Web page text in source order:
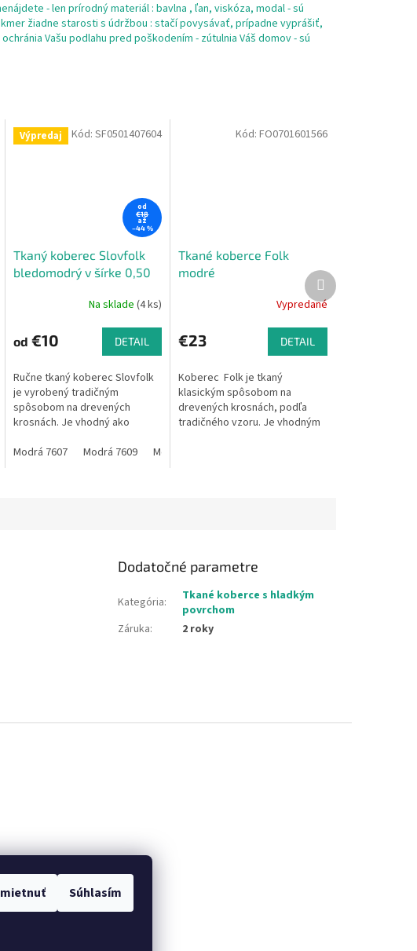
Súhlasím
- len prírodný materiál : bavlna , ľan, viskóza, modal - sú
žiadne starosti s údržbou : stačí povysávať, prípadne vyprášiť,
Vašu podlahu pred poškodením - zútulnia Váš domov - sú
Výpredaj
od
€18
až
–44 %
Tkaný koberec Slovfolk
bledomodrý v šírke 0,50
Na sklade(4 ks)
od €10 DETAIL
Ručne tkaný koberec Slovfolk
je vyrobený tradičným
spôsobom na drevených
krosnách. Je vhodný ako
linku, do predsiene, ale dá sa
Modrá 7607 Modrá 7609 Modrá 7598
Kód:SF0501407604
Tkané koberce Folk
modré
Vypredané
€23 DETAIL
Koberec Folk je tkaný
klasickým spôsobom na
drevených krosnách, podľa
tradičného vzoru. Je vhodným
Kód: FO0701601566
Ďalší
produkt
Dodatočné parametre
Kategória:
Tkané koberce s hladkým
povrchom
Záruka: 2 roky